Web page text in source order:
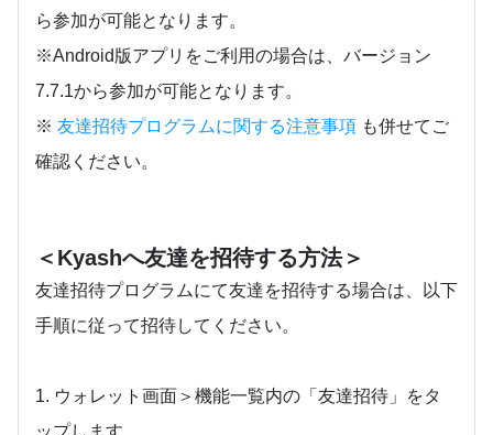
ら参加が可能となります。
※Android版アプリをご利用の場合は、バージョン
7.7.1から参加が可能となります。
※ 友達招待プログラムに関する注意事項 も併せてご
確認ください。
＜Kyashへ友達を招待する方法＞
友達招待プログラムにて友達を招待する場合は、以下
手順に従って招待してください。
1. ウォレット画面＞機能一覧内の「友達招待」をタ
ップします